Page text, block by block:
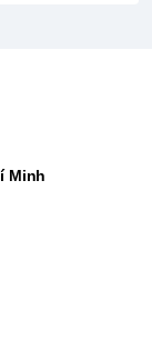
CHRONO
Minh